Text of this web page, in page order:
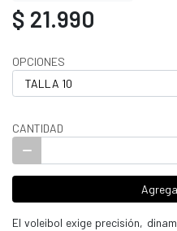
$ 21.990
OPCIONES
CANTIDAD
El voleibol exige precisión,